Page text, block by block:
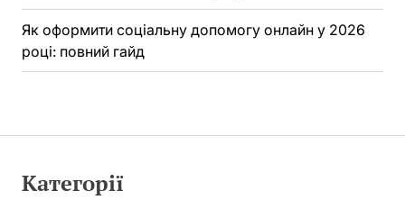
Як оформити соціальну допомогу онлайн у 2026
році: повний гайд
Категорії